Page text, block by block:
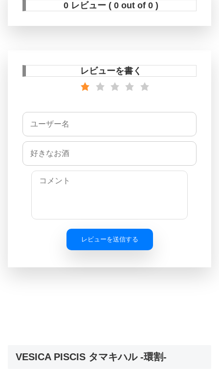
0 レビュー ( 0 out of 0 )
レビューを書く
レビューを送信する
VESICA PISCIS タマキハル -環割-